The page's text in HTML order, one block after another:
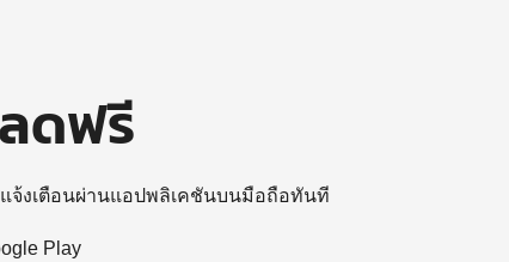
ดฟรี
จ้งเตือนผ่านแอปพลิเคชันบนมือถือทันที
Play